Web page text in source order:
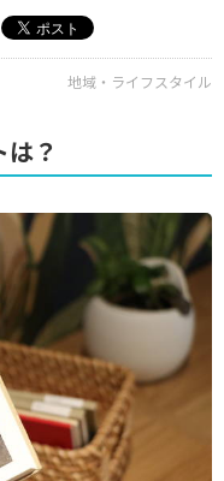
地域・ライフスタイル
？